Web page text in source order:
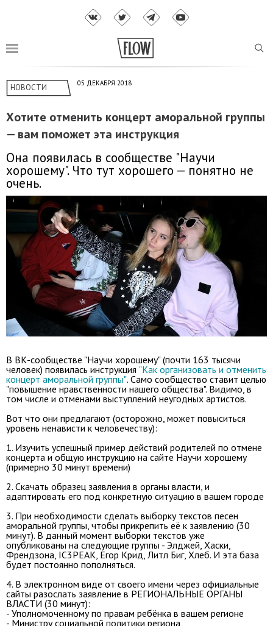
НОВОСТИ 05 ДЕКАБРЯ 2018
Хотите отменить концерт аморальной группы
— вам поможет эта инструкция
Она появилась в сообществе "Научи
хорошему". Что тут хорошего — понятно не
очень.
В ВК-сообществе "Научи хорошему" (почти 163 тысячи
человек) появилась инструкция "Как организовать и отменить
концерт аморальной группы". Само сообщество ставит целью
"повышение нравственности нашего общества". Видимо, в
том числе и отменами выступлений неугодных артистов.
Вот что они предлагают (осторожно, может повыситься
уровень ненависти к человечеству):
1. Изучить успешный пример действий родителей по отмене
концерта и общую инструкцию на сайте Научи хорошему
(примерно 30 минут времени)
2. Скачать образец заявления в органы власти, и
адаптировать его под конкретную ситуацию в вашем городе
3. При необходимости сделать выборку текстов песен
аморальной группы, чтобы прикрепить её к заявлению (30
минут). В данный момент выборки текстов уже
опубликованы на следующие группы - Элджей, Хаски,
Френдзона, IC3PEAK, Егор Крид, Литл Биг, Хлеб. И эта база
будет постоянно пополняться.
4. В электронном виде от своего имени через официальные
сайты разослать заявление в РЕГИОНАЛЬНЫЕ ОРГАНЫ
ВЛАСТИ (30 минут):
- Уполномоченному по правам ребёнка в вашем регионе
- Министру социальной политики региона